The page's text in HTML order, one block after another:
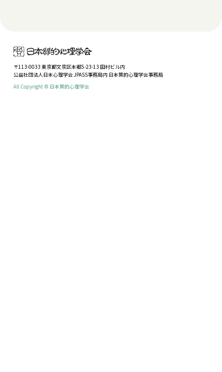
〒113-0033 東京都文京区本郷5-23-13 田村ビル内
公益社団法人日本心理学会 JPASS事務局内 日本質的心理学会事務局
All Copyright © 日本質的心理学会